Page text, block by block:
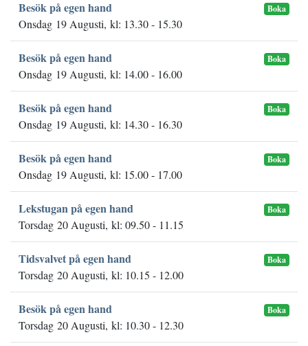
Besök på egen hand Boka
Onsdag 19 Augusti, kl: 13.30 - 15.30
Besök på egen hand Boka
Onsdag 19 Augusti, kl: 14.00 - 16.00
Besök på egen hand Boka
Onsdag 19 Augusti, kl: 14.30 - 16.30
Besök på egen hand Boka
Onsdag 19 Augusti, kl: 15.00 - 17.00
Lekstugan på egen hand Boka
Torsdag 20 Augusti, kl: 09.50 - 11.15
Tidsvalvet på egen hand Boka
Torsdag 20 Augusti, kl: 10.15 - 12.00
Besök på egen hand Boka
Torsdag 20 Augusti, kl: 10.30 - 12.30